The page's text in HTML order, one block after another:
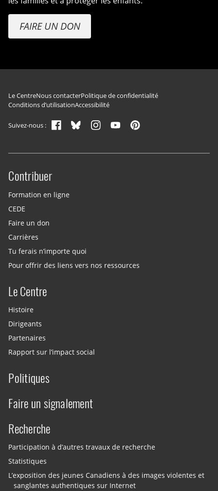
FAIRE UN DON
Navigation du pied de page
Le CentreNous contacterPolitique de confidentialité
Conditions d’utilisationAccessibilité
Suivez-nous :
Site menu
Contribuer
Formation en ligne
CEDE
Faire un don
Carrières
Tu ferais n’importe quoi
Pour offrir des liens vers nos ressources
Le Centre
Histoire
Dirigeants
Partenaires
Rapport sur l’impact social
Politiques
Faire un signalement
Recherche
Participation à d’autres travaux de recherche
Statistiques
L’exposition des jeunes Canadiens à des images violentes et
sanglantes authentiques sur Internet